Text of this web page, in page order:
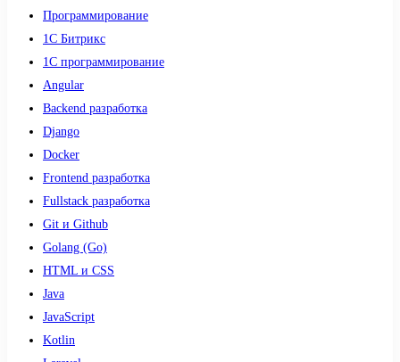
Программирование
1С Битрикс
1С программирование
Angular
Backend разработка
Django
Docker
Frontend разработка
Fullstack разработка
Git и Github
Golang (Go)
HTML и CSS
Java
JavaScript
Kotlin